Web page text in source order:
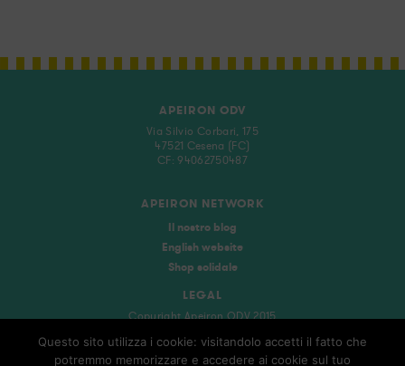
APEIRON ODV
Via Silvio Corbari, 175
47521 Cesena (FC)
CF: 94062750487
APEIRON NETWORK
Il nostro blog
English website
Shop solidale
LEGAL
Copyright Apeiron ODV 2015
Questo sito utilizza i cookie: visitandolo accetti il fatto che
potremmo memorizzare e accedere ai cookie sul tuo